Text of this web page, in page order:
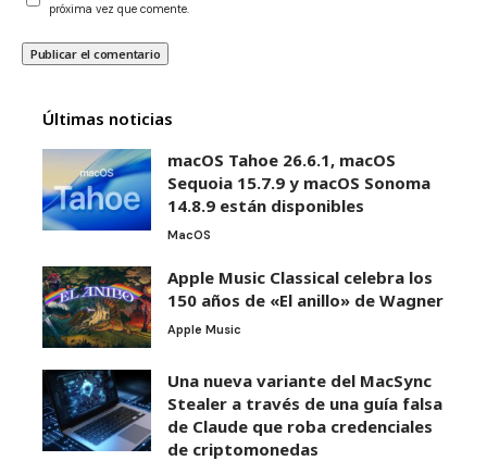
próxima vez que comente.
Últimas noticias
macOS Tahoe 26.6.1, macOS
Sequoia 15.7.9 y macOS Sonoma
14.8.9 están disponibles
MacOS
Apple Music Classical celebra los
150 años de «El anillo» de Wagner
Apple Music
Una nueva variante del MacSync
Stealer a través de una guía falsa
de Claude que roba credenciales
de criptomonedas